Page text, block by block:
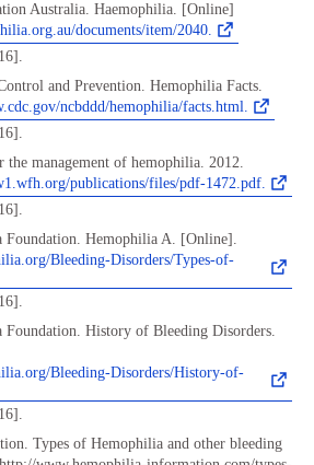
Australia. Haemophilia. [Online]
documents/item/2040.
and Prevention. Hemophilia Facts.
ncbddd/hemophilia/facts.html.
management of hemophilia. 2012.
publications/files/pdf-1472.pdf.
Foundation. Hemophilia A. [Online].
Bleeding-Disorders/Types-of-
History of Bleeding Disorders.
Bleeding-Disorders/History-of-
Types of Hemophilia and other bleeding